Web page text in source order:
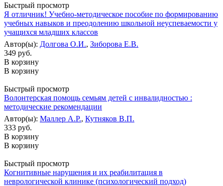
Быстрый просмотр
Я отличник! Учебно-методическое пособие по формированию
учебных навыков и преодолению школьной неуспеваемости у
учащихся младших классов
Автор(ы): Долгова О.И., Зиборова Е.В.
349 руб.
В корзину
В корзину
Быстрый просмотр
Волонтерская помощь семьям детей с инвалидностью :
методические рекомендации
Автор(ы): Маллер А.Р., Кутняков В.П.
333 руб.
В корзину
В корзину
Быстрый просмотр
Когнитивные нарушения и их реабилитация в
неврологической клинике (психологический подход)